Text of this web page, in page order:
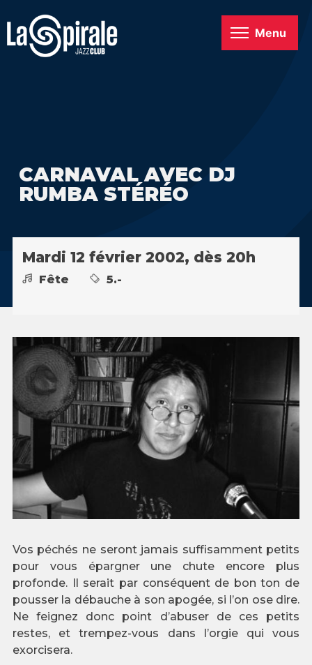
Menu
CARNAVAL AVEC DJ
RUMBA STÉRÉO
Mardi 12 février 2002, dès 20h
Fête 5.-
Vos péchés ne seront jamais suffisamment petits
pour vous épargner une chute encore plus
profonde. Il serait par conséquent de bon ton de
pousser la débauche à son apogée, si l’on ose dire.
Ne feignez donc point d’abuser de ces petits
restes, et trempez-vous dans l’orgie qui vous
exorcisera.